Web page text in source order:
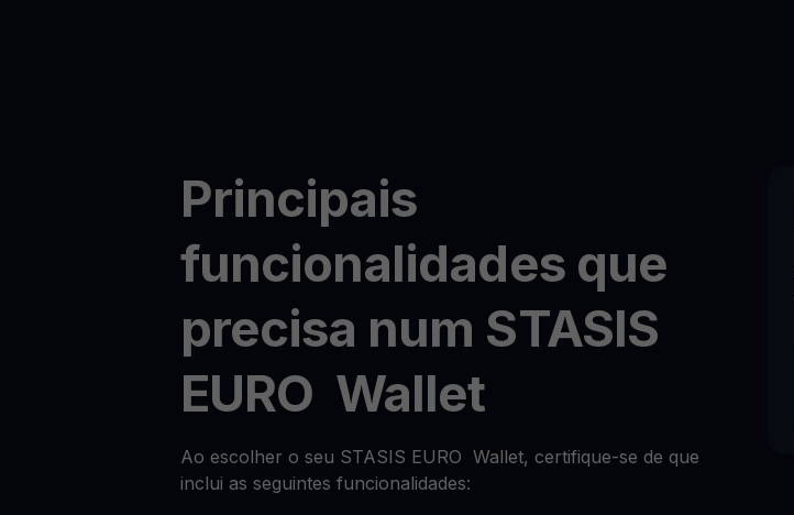
Principais
funcionalidades que
precisa num STASIS
EURO Wallet
Ao escolher o seu STASIS EURO Wallet, certifique-se de que
inclui as seguintes funcionalidades: